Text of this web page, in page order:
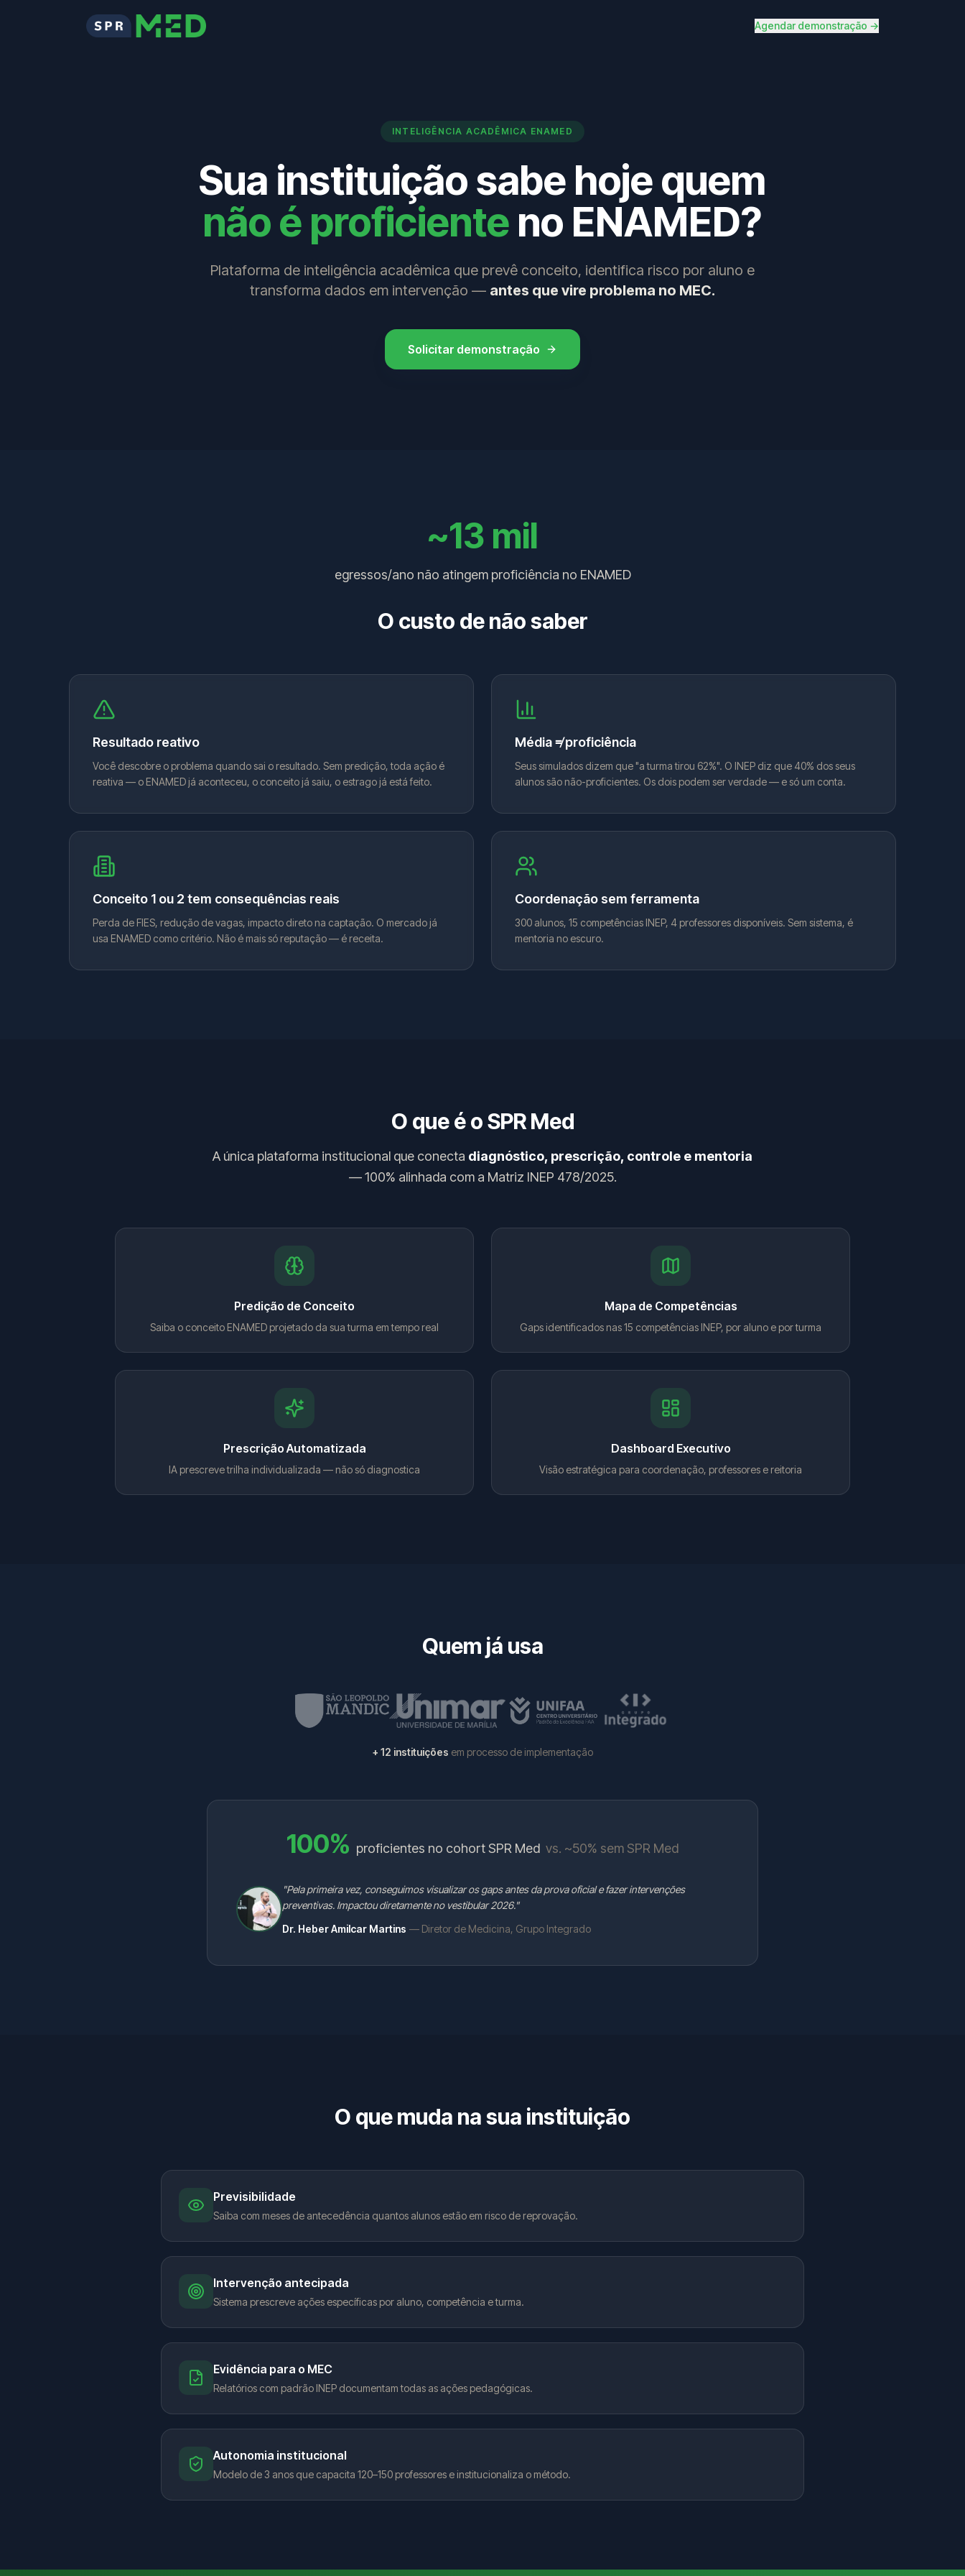
Agendar demonstração →
INTELIGÊNCIA ACADÊMICA ENAMED
Sua instituição sabe hoje quem
não é proficiente no ENAMED?
Plataforma de inteligência acadêmica que prevê conceito, identifica risco por aluno e
transforma dados em intervenção — antes que vire problema no MEC.
Solicitar demonstração
~13 mil
egressos/ano não atingem proficiência no ENAMED
O custo de não saber
Resultado reativo
Você descobre o problema quando sai o resultado. Sem predição, toda ação é
reativa — o ENAMED já aconteceu, o conceito já saiu, o estrago já está feito.
Média ≠ proficiência
Seus simulados dizem que "a turma tirou 62%". O INEP diz que 40% dos seus
alunos são não-proficientes. Os dois podem ser verdade — e só um conta.
Conceito 1 ou 2 tem consequências reais
Perda de FIES, redução de vagas, impacto direto na captação. O mercado já
usa ENAMED como critério. Não é mais só reputação — é receita.
Coordenação sem ferramenta
300 alunos, 15 competências INEP, 4 professores disponíveis. Sem sistema, é
mentoria no escuro.
O que é o SPR Med
A única plataforma institucional que conecta diagnóstico, prescrição, controle e mentoria
— 100% alinhada com a Matriz INEP 478/2025.
Predição de Conceito
Saiba o conceito ENAMED projetado da sua turma em tempo real
Mapa de Competências
Gaps identificados nas 15 competências INEP, por aluno e por turma
Prescrição Automatizada
IA prescreve trilha individualizada — não só diagnostica
Dashboard Executivo
Visão estratégica para coordenação, professores e reitoria
Quem já usa
+ 12 instituições em processo de implementação
100% proficientes no cohort SPR Med vs. ~50% sem SPR Med
"Pela primeira vez, conseguimos visualizar os gaps antes da prova oficial e fazer intervenções
preventivas. Impactou diretamente no vestibular 2026."
Dr. Heber Amilcar Martins — Diretor de Medicina, Grupo Integrado
O que muda na sua instituição
Previsibilidade
Saiba com meses de antecedência quantos alunos estão em risco de reprovação.
Intervenção antecipada
Sistema prescreve ações específicas por aluno, competência e turma.
Evidência para o MEC
Relatórios com padrão INEP documentam todas as ações pedagógicas.
Autonomia institucional
Modelo de 3 anos que capacita 120–150 professores e institucionaliza o método.